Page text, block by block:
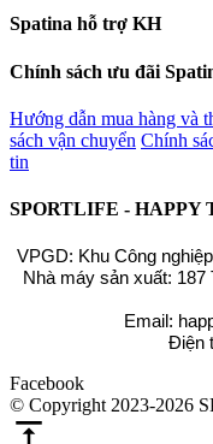
Spatina hỗ trợ KH
Chính sách ưu đãi
Hướng dẫn mua hàng và
sách vận chuyển Chính
tin
SPORTLIFE - HAPPY
VPGD: Khu Công
Nhà máy sản xuất:
Email:
Điện
Facebook
© Copyright 2023-2026